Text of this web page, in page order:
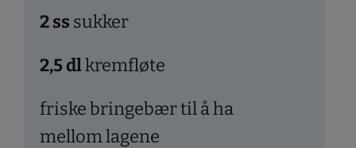
2ss sukker
2,5dlkremfløte
friske bringebær til å ha
mellom lagene